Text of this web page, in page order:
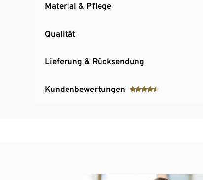
Material & Pflege
Qualität
Lieferung & Rücksendung
Kundenbewertungen